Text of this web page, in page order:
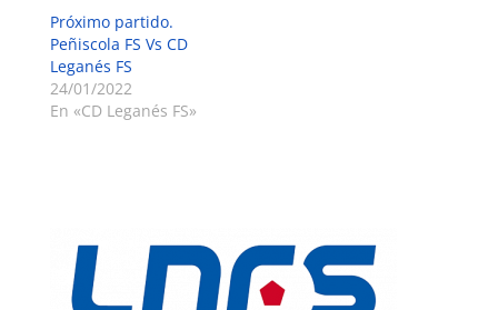
Próximo partido.
Peñiscola FS Vs CD
Leganés FS
24/01/2022
En «CD Leganés FS»